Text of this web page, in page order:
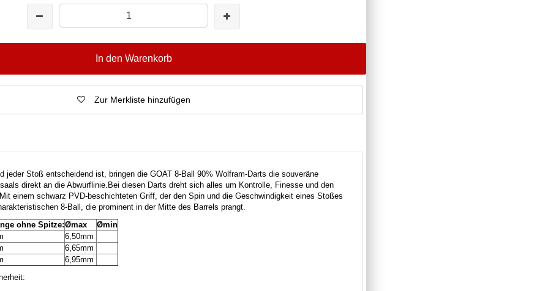
In den Warenkorb
Zur Merkliste hinzufügen
jeder Stoß entscheidend ist, bringen die GOAT 8-Ball 90% Wolfram-Darts die souveräne
direkt an die Abwurflinie. Bei diesen Darts dreht sich alles um Kontrolle, Finesse und den
Mit einem schwarz PVD-beschichteten Griff, der den Spin und die Geschwindigkeit eines Stoßes
8-Ball, die prominent in der Mitte des Barrels prangt.
ohne Spitze:Ømax
Ømin
6,50mm
6,65mm
6,95mm